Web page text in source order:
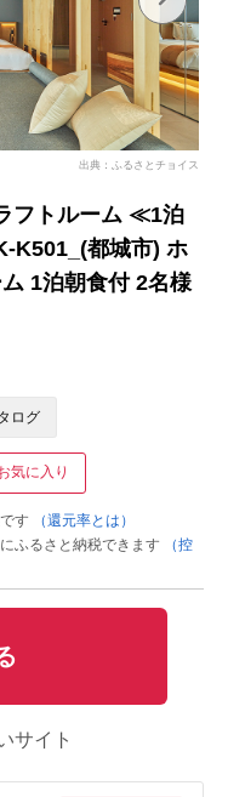
出典：ふるさとチョイス
フトルーム ≪1泊
K501_(都城市) ホ
1泊朝食付 2名様
ログ
気に入り
す
（還元率とは）
ふるさと納税できます
（控
サイト